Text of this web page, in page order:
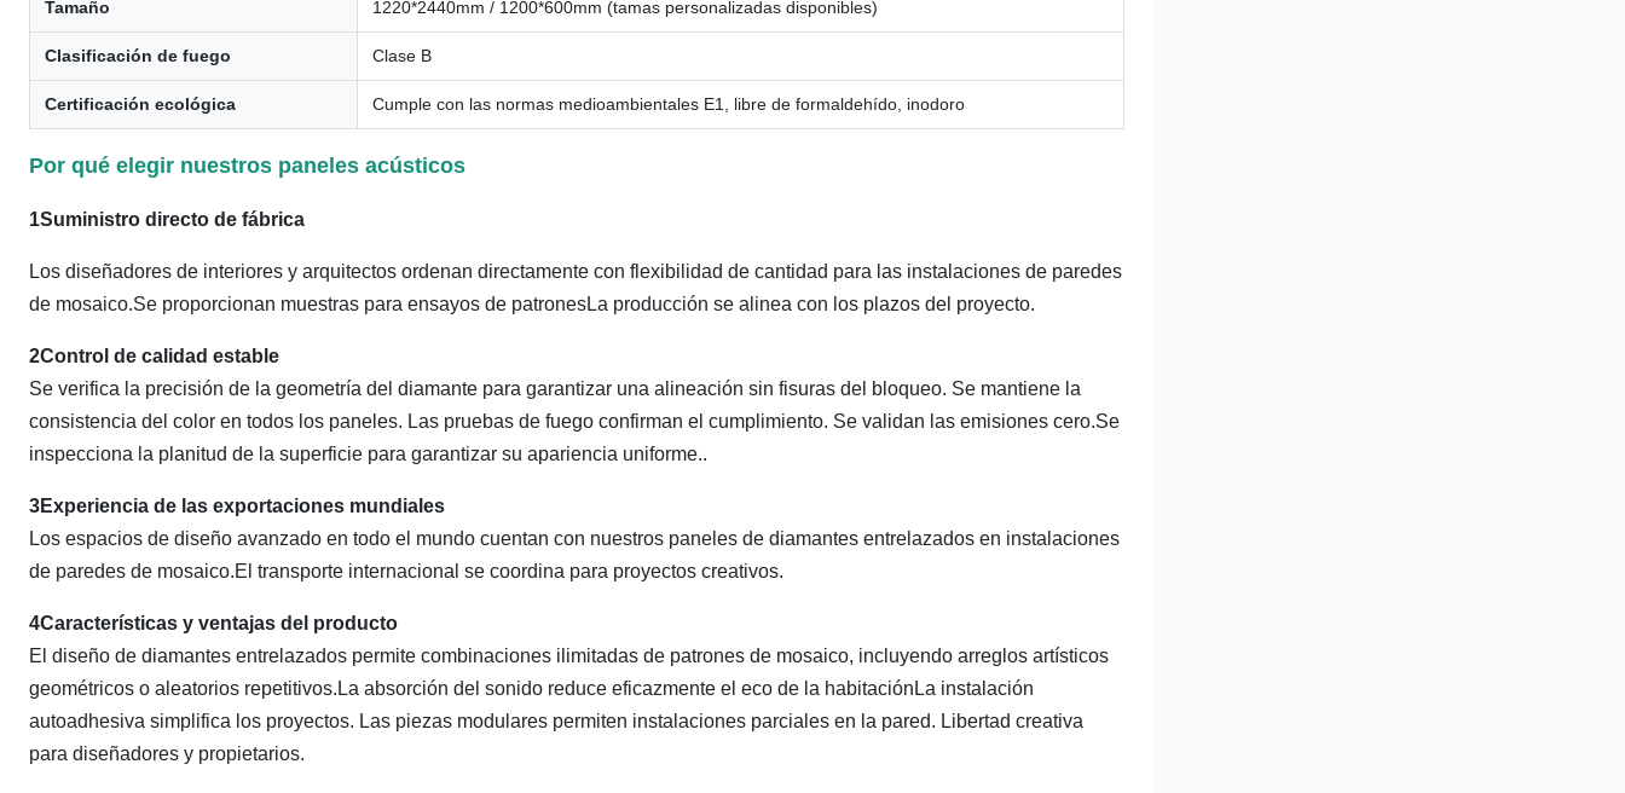
Tamaño 1220*2440mm / 1200*600mm (tamas personalizadas disponibles)
Clasificación de fuego Clase B
Certificación ecológica Cumple con las normas medioambientales E1, libre de formaldehído, inodoro
Por qué elegir nuestros paneles acústicos
1Suministro directo de fábrica
Los diseñadores de interiores y arquitectos ordenan directamente con flexibilidad de cantidad para las instalaciones de paredes
de mosaico.Se proporcionan muestras para ensayos de patronesLa producción se alinea con los plazos del proyecto.
2Control de calidad estable
Se verifica la precisión de la geometría del diamante para garantizar una alineación sin fisuras del bloqueo. Se mantiene la
consistencia del color en todos los paneles. Las pruebas de fuego confirman el cumplimiento. Se validan las emisiones cero.Se
inspecciona la planitud de la superficie para garantizar su apariencia uniforme..
3Experiencia de las exportaciones mundiales
Los espacios de diseño avanzado en todo el mundo cuentan con nuestros paneles de diamantes entrelazados en instalaciones
de paredes de mosaico.El transporte internacional se coordina para proyectos creativos.
4Características y ventajas del producto
El diseño de diamantes entrelazados permite combinaciones ilimitadas de patrones de mosaico, incluyendo arreglos artísticos
geométricos o aleatorios repetitivos.La absorción del sonido reduce eficazmente el eco de la habitaciónLa instalación
autoadhesiva simplifica los proyectos. Las piezas modulares permiten instalaciones parciales en la pared. Libertad creativa
para diseñadores y propietarios.